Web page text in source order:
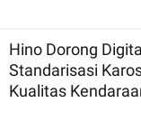
Hino Dorong
Standarisasi
Kualitas